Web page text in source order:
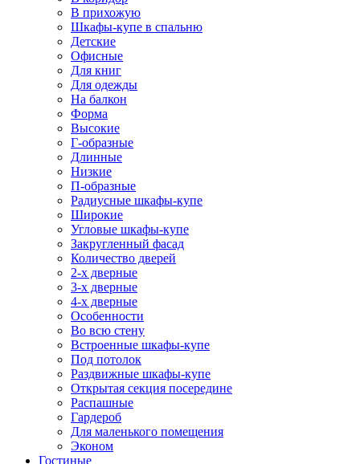
В прихожую
Шкафы-купе в спальню
Детские
Офисные
Для книг
Для одежды
На балкон
Форма
Высокие
Г-образные
Длинные
Низкие
П-образные
Радиусные шкафы-купе
Широкие
Угловые шкафы-купе
Закругленный фасад
Количество дверей
2-х дверные
3-х дверные
4-х дверные
Особенности
Во всю стену
Встроенные шкафы-купе
Под потолок
Раздвижные шкафы-купе
Открытая секция посередине
Распашные
Гардероб
Для маленького помещения
Эконом
Гостиные